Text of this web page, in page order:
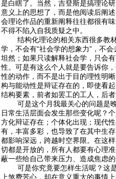
是白瞎了。当然，吉登斯是搞理论
意义上的思想了，而是他阅读后阐
会理论作品的重新阐释往往都很有
不得不陷入自我质疑之中。
结构化理论的相关东西很多教材
学，不会有“社会学的想象力”，不
坦然；如果只读解释社会学，只会
性。可是有这么个人就是要告诉你
性的动作，而不是出于目的理性明
构与能动性是辩证存在的，即使看
结构要素，前者如罢工的工人，后
可是这个月我最关心的问题是晚
日常生活层面会发生那些变化呢？
方化辩证存在；个体化出现；现代
有，丰富多彩，也导致了在其中生
都影响深远，跨越时空界限。在这
切都是开放的，所有人都要有心理
蔽一些给自己带来压力、造成焦虑
可是你究竟要怎样生活呢？这是
上煞费苦心，却在意义重大的事情